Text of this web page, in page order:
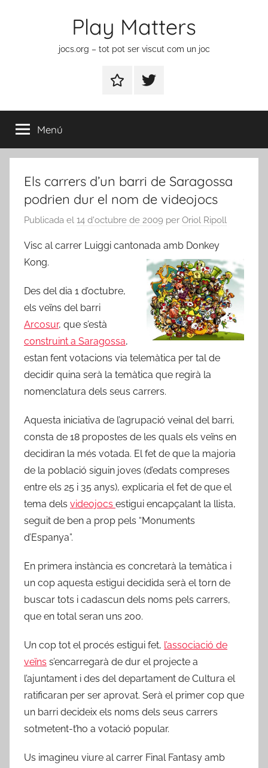
Play Matters
jocs.org – tot pot ser viscut com un joc
ContactarElement
menú
Menú
Els carrers d’un barri de Saragossa
podrien dur el nom de videojocs
Publicada el 14 d'octubre de 2009 per Oriol Ripoll
Visc al carrer Luiggi cantonada amb Donkey
Kong.
Des del dia 1 d’octubre,
els veïns del barri
Arcosur, que s’està
construint a Saragossa,
estan fent votacions via telemàtica per tal de
decidir quina serà la temàtica que regirà la
nomenclatura dels seus carrers.
Aquesta iniciativa de l’agrupació veinal del barri,
consta de 18 propostes de les quals els veïns en
decidiran la més votada. El fet de que la majoria
de la població siguin joves (d’edats compreses
entre els 25 i 35 anys), explicaria el fet de que el
tema dels videojocs estigui encapçalant la llista,
seguit de ben a prop pels “Monuments
d’Espanya”.
En primera instància es concretarà la temàtica i
un cop aquesta estigui decidida serà el torn de
buscar tots i cadascun dels noms pels carrers,
que en total seran uns 200.
Un cop tot el procés estigui fet, l’associació de
veïns s’encarregarà de dur el projecte a
l’ajuntament i des del departament de Cultura el
ratificaran per ser aprovat. Serà el primer cop que
un barri decideix els noms dels seus carrers
sotmetent-t’ho a votació popular.
Us imagineu viure al carrer Final Fantasy amb